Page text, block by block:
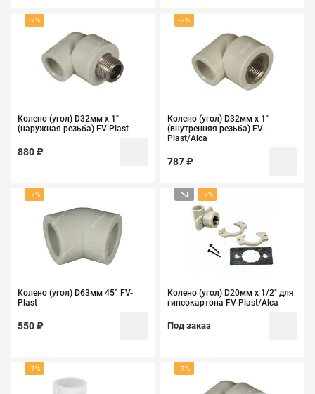
-7%
Колено (угол) D32мм х 1"
(наружная резьба) FV-Plast
880 ₽
-7%
Колено (угол) D32мм х 1"
(внутренняя резьба) FV-
Plast/Alca
787 ₽
-7%
Колено (угол) D63мм 45° FV-
Plast
550 ₽
-7%
Колено (угол) D20мм х 1/2" для
гипсокартона FV-Plast/Alca
Под заказ
-7% -7%